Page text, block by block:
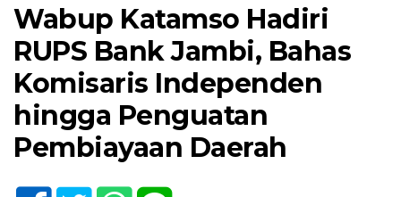
Wabup Katamso Hadiri
RUPS Bank Jambi, Bahas
Komisaris Independen
hingga Penguatan
Pembiayaan Daerah